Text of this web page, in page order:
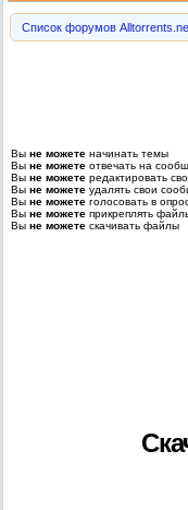
Список форумов
Вы не можете начинать темы
Вы не можете отвечать на
Вы не можете редактировать
Вы не можете удалять свои
Вы не можете голосовать в
Вы не можете прикреплять
Вы не можете скачивать файлы